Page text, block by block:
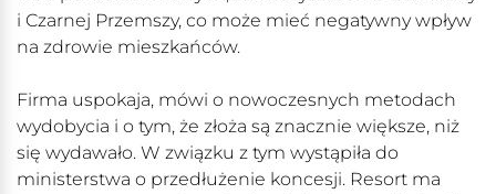
i Czarnej Przemszy, co może mieć negatywny wpływ
na zdrowie mieszkańców.
Firma uspokaja, mówi o nowoczesnych metodach
wydobycia i o tym, że złoża są znacznie większe, niż
się wydawało. W związku z tym wystąpiła do
ministerstwa o przedłużenie koncesji. Resort ma